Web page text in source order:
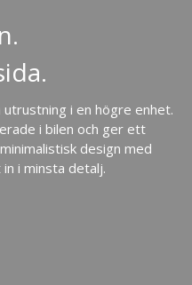
i en högre enhet.
i bilen och ger ett
design med
i minsta detalj.